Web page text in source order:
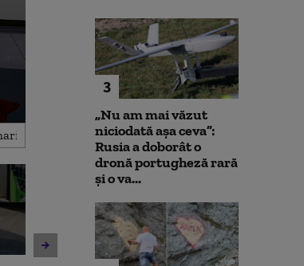
3
„Nu am mai văzut
niciodată așa ceva”:
Rusia a doborât o
dronă portugheză rară
și o va...